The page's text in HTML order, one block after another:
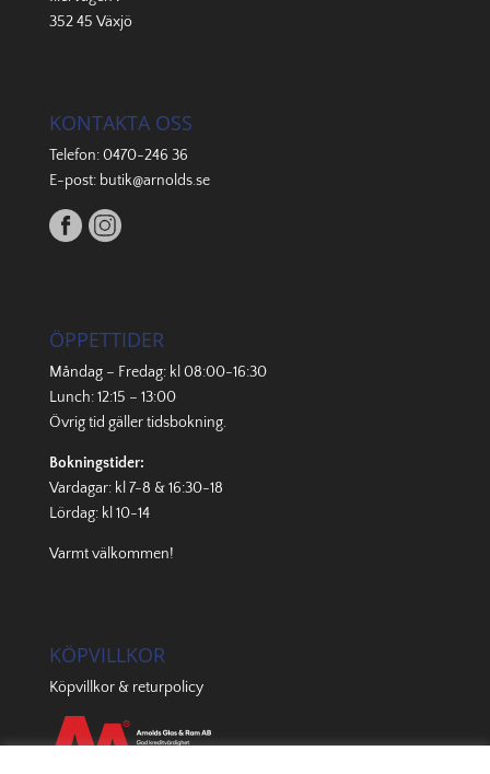
352 45 Växjö
KONTAKTA OSS
Telefon:0470-246 36
E-post: butik@arnolds.se
ÖPPETTIDER
Måndag – Fredag: kl 08:00-16:30
Lunch: 12:15 – 13:00
Övrig tid gällertidsbokning.
Bokningstider:
Vardagar: kl 7-8 & 16:30-18
Lördag: kl 10-14
Varmt välkommen!
KÖPVILLKOR
Köpvillkor & returpolicy